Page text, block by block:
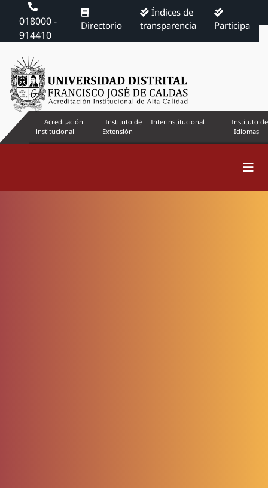
018000 -
914410
Directorio
Índices de
transparencia
Participa
Acreditación
institucional
Instituto de
Extensión
Interinstitucional
Instituto de
Idiomas